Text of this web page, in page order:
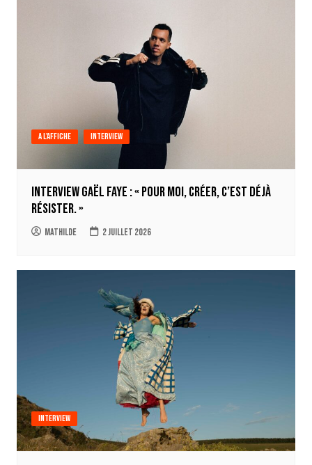
A l'affiche Interview
Interview Gaël Faye : « Pour moi, créer, c’est déjà
résister. »
Mathilde 2 juillet 2026
Interview